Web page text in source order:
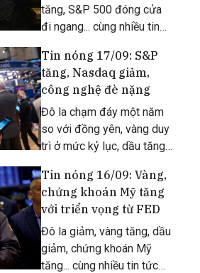
tăng, S&P 500 đóng cửa
đi ngang... cùng nhiều tin
Tin nóng 17/09: S&P
tăng, Nasdaq giảm,
công nghệ đè nặng
Đô la chạm đáy một năm
so với đồng yên, vàng duy
trì ở mức kỷ lục, dầu tăng,
trái chiều... cùng nhiều tin
tức quan trọng khác.
Tin nóng 16/09: Vàng,
chứng khoán Mỹ tăng
với triển vọng từ FED
Đô la giảm, vàng tăng, dầu
giảm, chứng khoán Mỹ
tăng... cùng nhiều tin tức